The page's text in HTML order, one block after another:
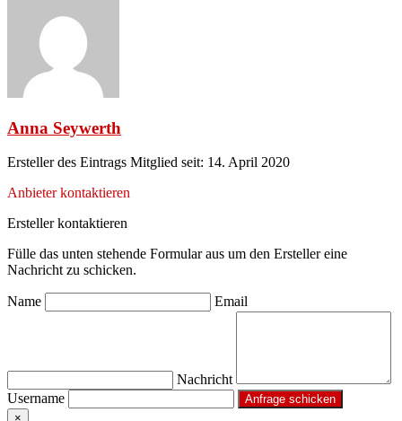
Anna Seywerth
Ersteller des Eintrags Mitglied seit: 14. April 2020
Anbieter kontaktieren
Ersteller kontaktieren
Fülle das unten stehende Formular aus um den Ersteller eine
Nachricht zu schicken.
Name Email
Nachricht
Username
×